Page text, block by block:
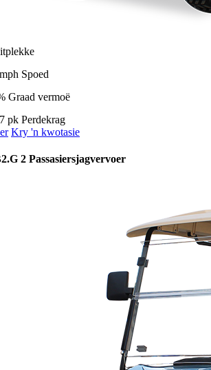
Spoed
Graad vermoë
pk Perdekrag
Kry 'n kwotasie
2 Passasiersjagvervoer